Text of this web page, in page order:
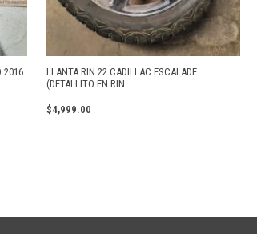
2016
LLANTA RIN 22 CADILLAC ESCALADE
(DETALLITO EN RIN
$4,999.00